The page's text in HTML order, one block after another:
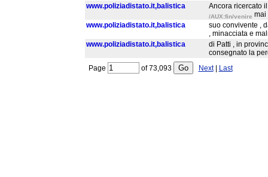
www.poliziadistato.it,balistica
Ancora ricercato
/AUX:fin/venire mai
www.poliziadistato.it,balistica
suo convivente ,
, minacciata e
www.poliziadistato.it,balistica
di Patti , in
consegnato la
Page
of73,093 Next| Last